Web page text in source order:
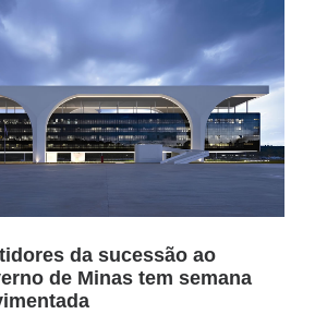
da sucessão ao
de Minas tem semana